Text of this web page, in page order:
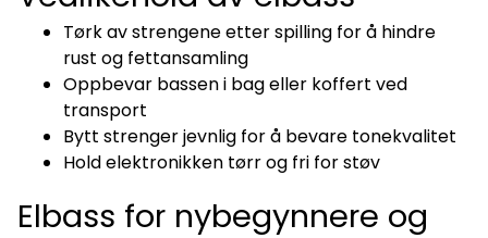
Tørk av strengene etter spilling for å hindre
rust og fettansamling
Oppbevar bassen i bag eller koffert ved
transport
Bytt strenger jevnlig for å bevare tonekvalitet
Hold elektronikken tørr og fri for støv
Elbass for nybegynnere og